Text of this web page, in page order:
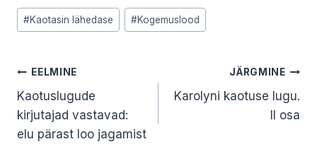
Post
Tags:
#Kaotasin lähedase #Kogemuslood
Navigeerimine
EELMINE
Kaotuslugude
kirjutajad vastavad:
elu pärast loo jagamist
JÄRGMINE
Karolyni kaotuse lugu.
II osa